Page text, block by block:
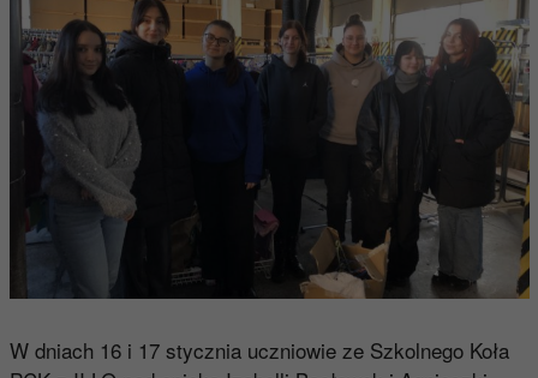
W dniach 16 i 17 stycznia uczniowie ze Szkolnego Koła